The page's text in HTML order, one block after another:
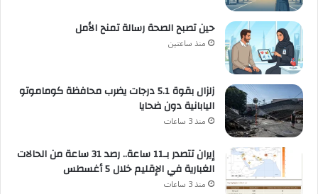
حين تصبح الصحة رسالة تمنح الأمل
منذ ساعتين
زلزال بقوة 5.1 درجات يضرب محافظة كوماموتو
اليابانية دون ضحايا
منذ 3 ساعات
إيران تتصدر بـ11 ساعة.. رصد 31 ساعة من الحالات
الغبارية في الإقليم خلال 5 أغسطس
منذ 3 ساعات